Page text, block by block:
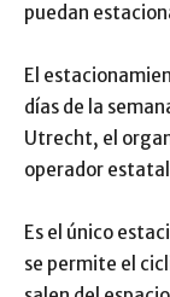
puedan
El
días de la
Utrecht, el
operador
Es el único
se permite el